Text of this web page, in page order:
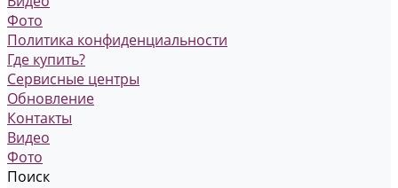
Фото
Политика конфиденциальности
Где купить?
Сервисные центры
Обновление
Контакты
Видео
Фото
Поиск